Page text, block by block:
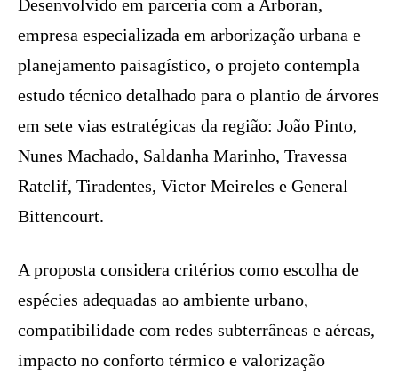
Desenvolvido em parceria com a Arboran,
empresa especializada em arborização urbana e
planejamento paisagístico, o projeto contempla
estudo técnico detalhado para o plantio de árvores
em sete vias estratégicas da região: João Pinto,
Nunes Machado, Saldanha Marinho, Travessa
Ratclif, Tiradentes, Victor Meireles e General
Bittencourt.
A proposta considera critérios como escolha de
espécies adequadas ao ambiente urbano,
compatibilidade com redes subterrâneas e aéreas,
impacto no conforto térmico e valorização